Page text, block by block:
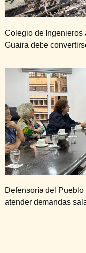
Colegio de Ingenieros
Guaira debe
Defensoría del Pueblo
atender demandas